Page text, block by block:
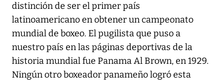
distinción de ser el primer país
latinoamericano en obtener un campeonato
mundial de boxeo. El pugilista que puso a
nuestro país en las páginas deportivas de la
historia mundial fue Panama Al Brown, en 1929.
Ningún otro boxeador panameño logró esta